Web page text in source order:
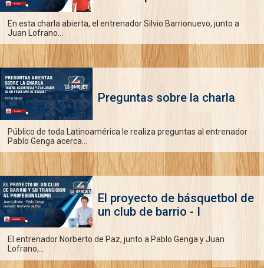
En esta charla abierta, el entrenador Silvio Barrionuevo, junto a
Juan Lofrano...
Preguntas sobre la charla
Público de toda Latinoamérica le realiza preguntas al entrenador
Pablo Genga acerca...
El proyecto de básquetbol de
un club de barrio - I
El entrenador Norberto de Paz, junto a Pablo Genga y Juan
Lofrano,...